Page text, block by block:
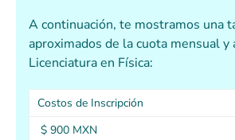
A continuación, te mostramos una
aproximados de la cuota mensual y
Licenciatura en Física:
Costos de Inscripción
$ 900 MXN